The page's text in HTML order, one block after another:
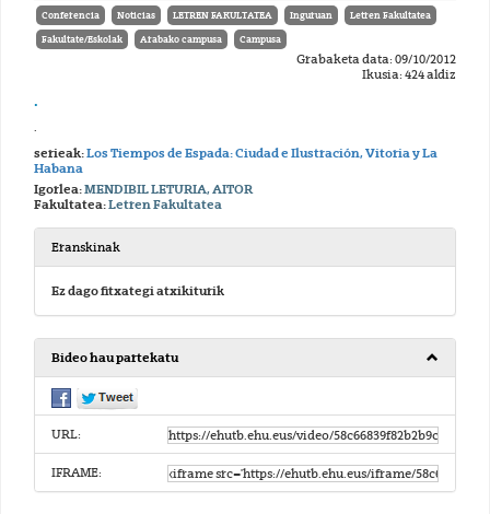
Conferencia Noticias LETREN FAKULTATEA Inguruan Letren Fakultatea
Fakultate/Eskolak Arabako campusa Campusa
Grabaketa data: 09/10/2012
Ikusia: 424 aldiz
.
.
serieak:Los Tiempos de Espada: Ciudad e Ilustración, Vitoria y La
Habana
Igorlea:MENDIBIL LETURIA, AITOR
Fakultatea:Letren Fakultatea
Eranskinak
Ez dago fitxategi atxikiturik
Bideo hau partekatu
URL:
IFRAME: